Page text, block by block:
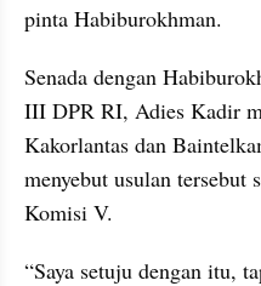
pinta Habiburokhman.
Senada dengan
III DPR RI, Adies Kadir
Kakorlantas dan
menyebut usulan tersebut
Komisi V.
“Saya setuju dengan itu,